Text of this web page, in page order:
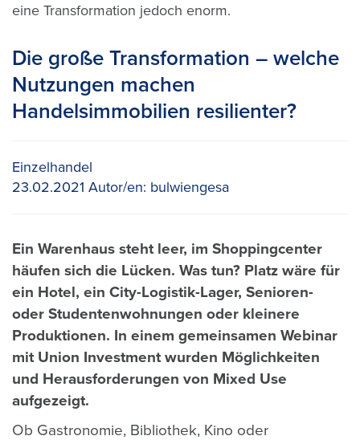
eine Transformation jedoch enorm.
Die große Transformation – welche
Nutzungen machen
Handelsimmobilien resilienter?
Einzelhandel
23.02.2021 Autor/en: bulwiengesa
Ein Warenhaus steht leer, im Shoppingcenter
häufen sich die Lücken. Was tun? Platz wäre für
ein Hotel, ein City-Logistik-Lager, Senioren-
oder Studentenwohnungen oder kleinere
Produktionen. In einem gemeinsamen Webinar
mit Union Investment wurden Möglichkeiten
und Herausforderungen von Mixed Use
aufgezeigt.
Ob Gastronomie, Bibliothek, Kino oder